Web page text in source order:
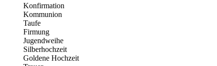
Konfirmation
Kommunion
Taufe
Firmung
Jugendweihe
Silberhochzeit
Goldene Hochzeit